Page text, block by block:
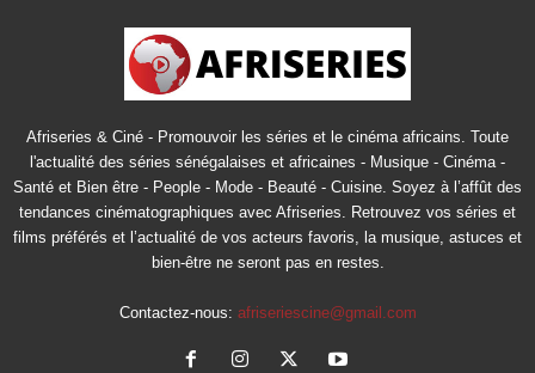
Afriseries & Ciné - Promouvoir les séries et le cinéma africains. Toute
l'actualité des séries sénégalaises et africaines - Musique - Cinéma -
Santé et Bien être - People - Mode - Beauté - Cuisine. Soyez à l’affût des
tendances cinématographiques avec Afriseries. Retrouvez vos séries et
films préférés et l’actualité de vos acteurs favoris, la musique, astuces et
bien-être ne seront pas en restes.
Contactez-nous: afriseriescine@gmail.com